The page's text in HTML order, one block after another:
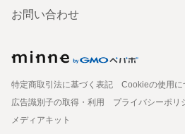
お問い合わせ
特定商取引法に基づく表記
Cookieの使用に
広告識別子の取得・利用
プライバシーポリ
メディアキット